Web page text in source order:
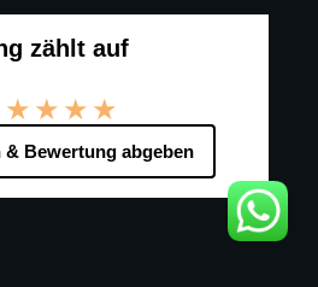
zählt auf
& Bewertung abgeben